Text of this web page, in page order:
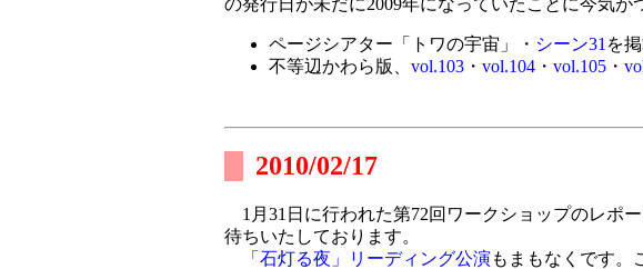
の発行日が未だに2009年になっていたことに今気
ページシアター「トワの宇宙」・ シーン31 を
不等辺かわら版、 vol.103・ vol.104・ vol.105・
2010/02/17
1月31日に行われた第72回ワークショップのレポー
待ちいたしております。
「石灯る夜」リーディング公演もまもなくです。